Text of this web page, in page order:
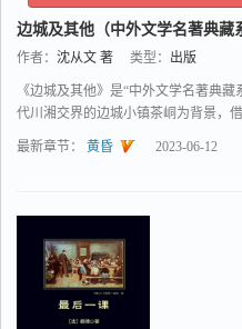
边城及其他（中外文学名著典藏
作者： 沈从文 著 类型： 出版
《边城及其他》是“中外文学名著典
代川湘交界的边城小镇茶峒为背景，
最新章节： 黄昏 2023-06-12